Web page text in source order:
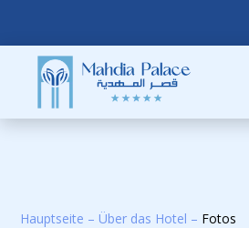
Hauptseite – Über das Hotel – Fotos